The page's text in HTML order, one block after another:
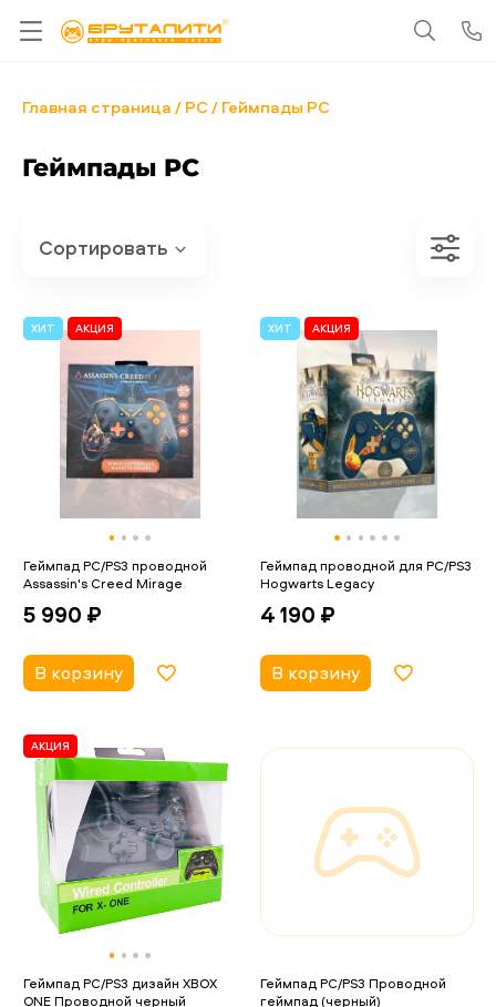
Главная страница PC Геймпады PC
Геймпады PC
ХИТ АКЦИЯ
Геймпад PC/PS3 проводной
Assassin's Creed Mirage
5 990 ₽
В корзину
ХИТ АКЦИЯ
Геймпад проводной для PC/PS3
Hogwarts Legacy
4 190 ₽
В корзину
АКЦИЯ
Геймпад PC/PS3 дизайн XBOX
ONE Проводной черный
Геймпад PC/PS3 Проводной
геймпад (черный)